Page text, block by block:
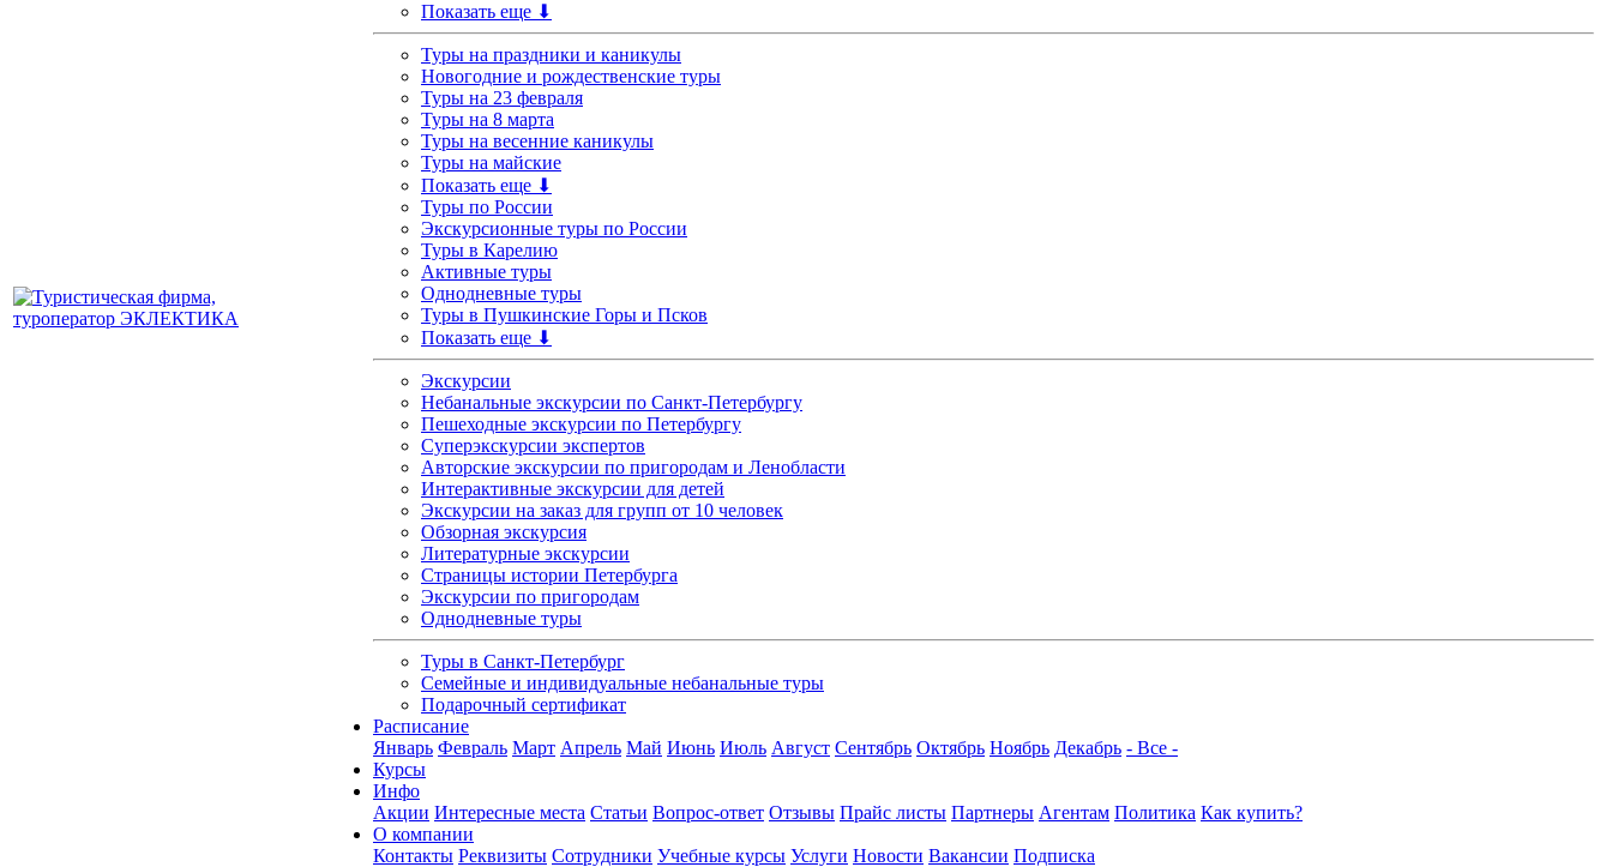
Показать еще ⬇
Туры на праздники и каникулы
Новогодние и рождественские туры
Туры на 23 февраля
Туры на 8 марта
Туры на весенние каникулы
Туры на майские
Показать еще ⬇
Туры по России
Экскурсионные туры по России
Туры в Карелию
Активные туры
Однодневные туры
Туры в Пушкинские Горы и Псков
Показать еще ⬇
Экскурсии
Небанальные экскурсии по Санкт-Петербургу
Пешеходные экскурсии по Петербургу
Суперэкскурсии экспертов
Авторские экскурсии по пригородам и Ленобласти
Интерактивные экскурсии для детей
Экскурсии на заказ для групп от 10 человек
Обзорная экскурсия
Литературные экскурсии
Страницы истории Петербурга
Экскурсии по пригородам
Однодневные туры
Туры в Санкт-Петербург
Семейные и индивидуальные небанальные туры
Подарочный сертификат
Расписание
Январь Февраль Март Апрель Май Июнь Июль Август Сентябрь Октябрь Ноябрь Декабрь - Все -
Курсы
Инфо
Акции Интересные места Статьи Вопрос-ответ Отзывы Прайс листы Партнеры Агентам Политика Как купить?
О компании
Контакты Реквизиты Сотрудники Учебные курсы Услуги Новости Вакансии Подписка